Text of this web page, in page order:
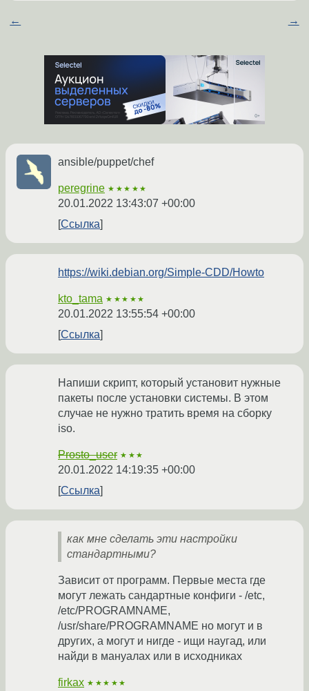
← →
ansible/puppet/chef
peregrine ★★★★★
20.01.2022 13:43:07 +00:00
Ссылка
https://wiki.debian.org/Simple-CDD/Howto
kto_tama ★★★★★
20.01.2022 13:55:54 +00:00
Ссылка
Напиши скрипт, который установит нужные
пакеты после установки системы. В этом
случае не нужно тратить время на сборку
iso.
Prosto_user ★★★
20.01.2022 14:19:35 +00:00
Ссылка
как мне сделать эти настройки
стандартными?
Зависит от программ. Первые места где
могут лежать сандартные конфиги - /etc,
/etc/PROGRAMNAME,
/usr/share/PROGRAMNAME но могут и в
других, а могут и нигде - ищи наугад, или
найди в мануалах или в исходниках
firkax ★★★★★